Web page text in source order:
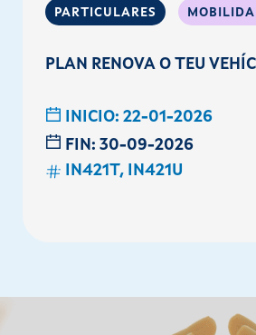
PARTICULARES
PLAN RENOVA O TEU
INICIO: 22-01-2026
FIN: 30-09-2026
IN421T, IN421U